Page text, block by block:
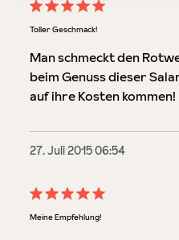
Bewertung mit 5 von 5
Toller Geschmack!
Man schmeckt den
beim Genuss dieser
auf ihre Kosten kommen!
27. Juli 2015 06:54
Bewertung mit 5 von 5
Meine Empfehlung!